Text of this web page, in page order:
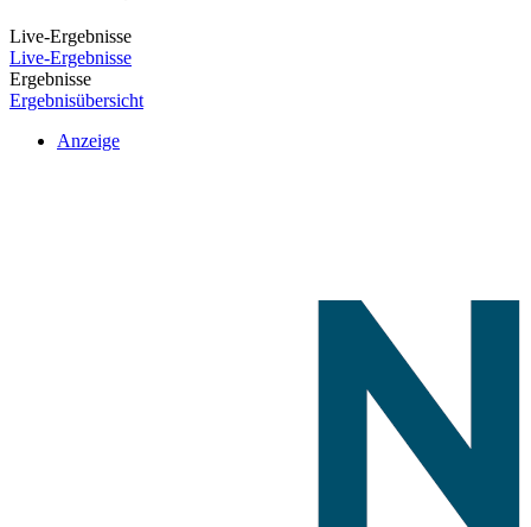
Live-Ergebnisse
Live-Ergebnisse
Ergebnisse
Ergebnisübersicht
Anzeige